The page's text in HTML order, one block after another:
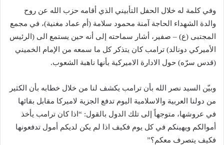
وفي كلمة له خلال الحفل التأبيني الذي أقامه حزب الله عن روح
والدة الشهداء الحاجة آمنة محمود سلامة (أم عماد مغنية)، في مجمع
المجتبى (ع) – صفير، أشار سماحته إلى أنه حين يستمع الى (الرئيس
الأميركي دونالد) ترامب كان يتذكر كل ما سمعه من الإمام الخميني
(قدس سرّه) حول الادارة الاميركية بأنها ناهبة الشعوب.
وبيّن السيد نصر الله بأن ترامب يكشف لنا من خلال خطابه بأن الكثير
من دولنا العربية والاسلامية اليوم تدفع الجزية لاميركا مقابل بقائها
في عروشها، متوجهاً إلى تلك الدول بالقول: “اذا كان ترامب يأخذ
أموالكم ويهينكم في كل يوم فكيف اذا لم يكن لديكم أمول تدفعونها
فكيف يتصرف معكم؟”